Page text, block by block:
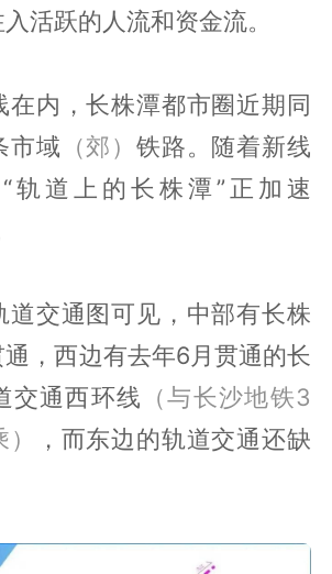
活跃的人流和资金流。
在内，长株潭都市圈近期同
市域 （郊）铁路。随着新线
轨道上的长株潭”正加速
道交通图可见，中部有长株
，西边有去年6月贯通的长
交通西环线 （与长沙地铁3
，而东边的轨道交通还缺